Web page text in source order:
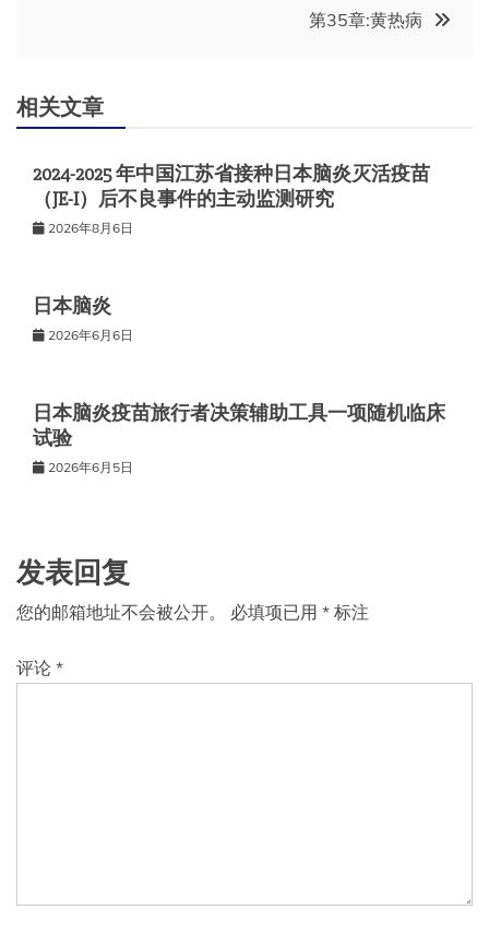
航
第35章:黄热病
相关文章
2024-2025 年中国江苏省接种日本脑炎灭活疫苗
（JE-I）后不良事件的主动监测研究
2026年8月6日
日本脑炎
2026年6月6日
日本脑炎疫苗旅行者决策辅助工具一项随机临床
试验
2026年6月5日
发表回复
您的邮箱地址不会被公开。 必填项已用 * 标注
评论 *